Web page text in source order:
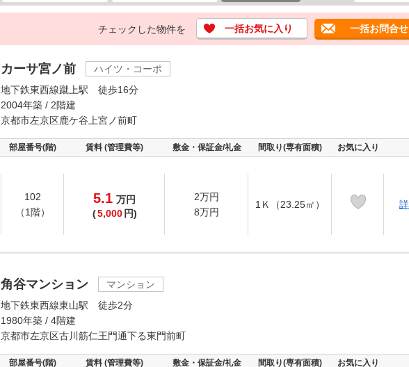
チェックした物件を 一括お気に入り 一括お問合せ
カーサ宮ノ前
ハイツ・コーポ
地下鉄東西線蹴上駅 徒歩16分
2004年築 / 2階建
京都市左京区鹿ケ谷上宮ノ前町
部屋番号(階) 賃料 (管理費等) 敷金・保証金/礼金 間取り(専有面積) お気に入り
102
（1階）
5.1 万円
(5,000 円)
2万円
8万円
1Ｋ（23.25㎡）
角谷マンション
マンション
地下鉄東西線東山駅 徒歩2分
1980年築 / 4階建
京都市左京区古川筋仁王門通下る東門前町
部屋番号(階) 賃料 (管理費等) 敷金・保証金/礼金 間取り(専有面積) お気に入り